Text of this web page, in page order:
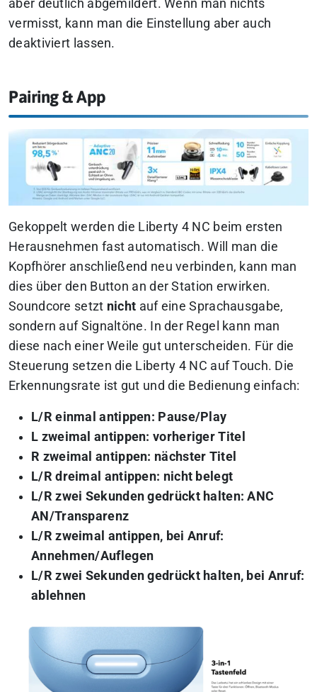
aber deutlich abgemildert. Wenn man nichts
vermisst, kann man die Einstellung aber auch
deaktiviert lassen.
Pairing & App
Gekoppelt werden die Liberty 4 NC beim ersten
Herausnehmen fast automatisch. Will man die
Kopfhörer anschließend neu verbinden, kann man
dies über den Button an der Station erwirken.
Soundcore setzt nicht auf eine Sprachausgabe,
sondern auf Signaltöne. In der Regel kann man
diese nach einer Weile gut unterscheiden. Für die
Steuerung setzen die Liberty 4 NC auf Touch. Die
Erkennungsrate ist gut und die Bedienung einfach:
L/R einmal antippen: Pause/Play
L zweimal antippen: vorheriger Titel
R zweimal antippen: nächster Titel
L/R dreimal antippen: nicht belegt
L/R zwei Sekunden gedrückt halten: ANC
AN/Transparenz
L/R zweimal antippen, bei Anruf:
Annehmen/Auflegen
L/R zwei Sekunden gedrückt halten, bei Anruf:
ablehnen